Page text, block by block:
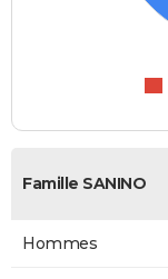
Famille SANINO
Hommes